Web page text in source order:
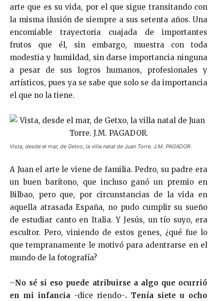
arte que es su vida, por el que sigue transitando con
la misma ilusión de siempre a sus setenta años. Una
encomiable trayectoria cuajada de importantes
frutos que él, sin embargo, muestra con toda
modestia y humildad, sin darse importancia ninguna
a pesar de sus logros humanos, profesionales y
artísticos, pues ya se sabe que solo se da importancia
el que no la tiene.
Vista, desde el mar, de Getxo, la villa natal de Juan Torre. J.M. PAGADOR.
A Juan el arte le viene de familia. Pedro, su padre era
un buen barítono, que incluso ganó un premio en
Bilbao, pero que, por circunstancias de la vida en
aquella atrasada España, no pudo cumplir su sueño
de estudiar canto en Italia. Y Jesús, un tío suyo, era
escultor. Pero, viniendo de estos genes, ¿qué fue lo
que tempranamente le motivó para adentrarse en el
mundo de la fotografía?
–No sé si eso puede atribuirse a algo que ocurrió
en mi infancia -dice riendo-. Tenía siete u ocho